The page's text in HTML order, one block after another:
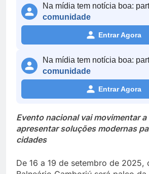
Na mídia tem notícia boa:
comunidade
Entrar Agora
Na mídia tem notícia boa:
comunidade
Entrar Agora
Evento nacional vai movimentar a
apresentar soluções modernas
cidades
De 16 a 19 de setembro de 2025,